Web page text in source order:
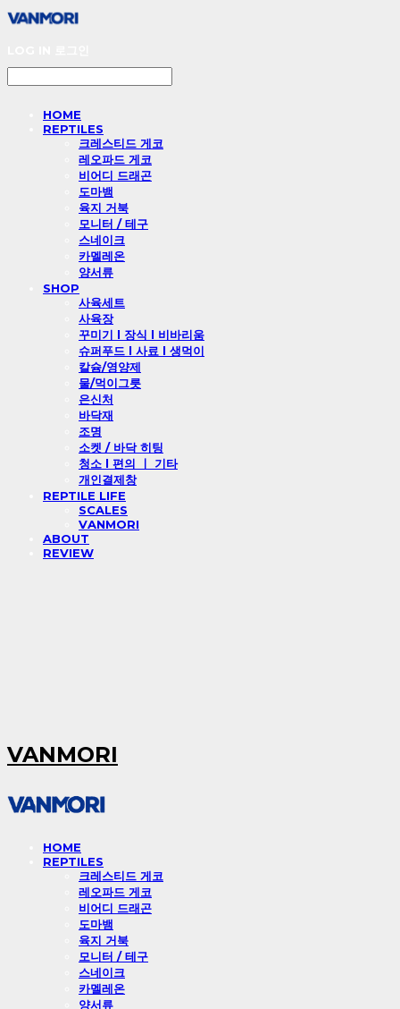
HOME
REPTILES
크레스티드 게코
레오파드 게코
비어디 드래곤
도마뱀
육지 거북
모니터 / 테구
스네이크
카멜레온
양서류
SHOP
사육세트
사육장
꾸미기 l 장식 l 비바리움
슈퍼푸드 l 사료 l 생먹이
칼슘/영양제
물/먹이그릇
은신처
바닥재
조명
소켓 / 바닥 히팅
청소 l 편의 ㅣ 기타
개인결제창
REPTILE LIFE
SCALES
VANMORI
ABOUT
REVIEW
VANMORI
HOME
REPTILES
크레스티드 게코
레오파드 게코
비어디 드래곤
도마뱀
육지 거북
모니터 / 테구
스네이크
카멜레온
양서류